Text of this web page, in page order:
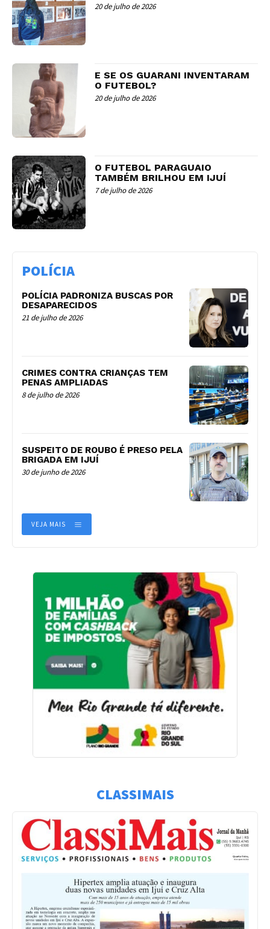
20 de julho de 2026
E SE OS GUARANI INVENTARAM
O FUTEBOL?
20 de julho de 2026
O FUTEBOL PARAGUAIO
TAMBÉM BRILHOU EM IJUÍ
7 de julho de 2026
POLÍCIA
POLÍCIA PADRONIZA BUSCAS POR
DESAPARECIDOS
21 de julho de 2026
CRIMES CONTRA CRIANÇAS TEM
PENAS AMPLIADAS
8 de julho de 2026
SUSPEITO DE ROUBO É PRESO PELA
BRIGADA EM IJUÍ
30 de junho de 2026
VEJA MAIS
CLASSIMAIS